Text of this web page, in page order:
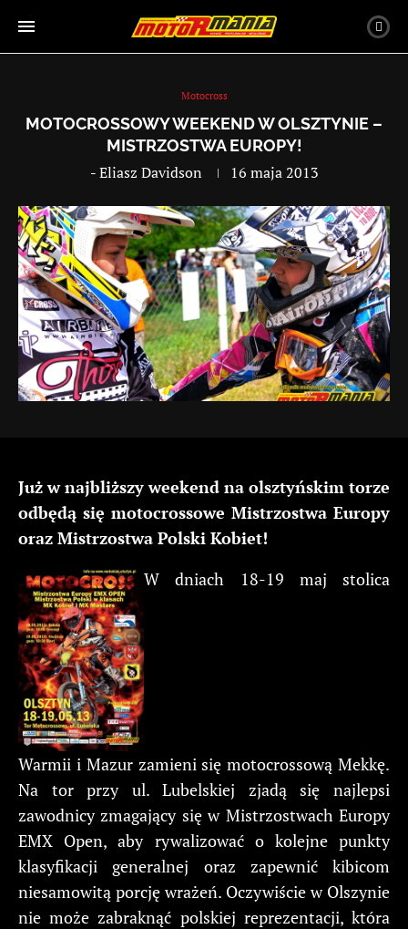
Motocross
MOTOCROSSOWY WEEKEND W OLSZTYNIE –
MISTRZOSTWA EUROPY!
-Eliasz Davidson 16 maja 2013
Już w najbliższy weekend na olsztyńskim torze
odbędą się motocrossowe Mistrzostwa Europy
oraz Mistrzostwa Polski Kobiet!
W dniach 18-19 maj stolica
Warmii i Mazur zamieni się motocrossową Mekkę.
Na tor przy ul. Lubelskiej zjadą się najlepsi
zawodnicy zmagający się w Mistrzostwach Europy
EMX Open, aby rywalizować o kolejne punkty
klasyfikacji generalnej oraz zapewnić kibicom
niesamowitą porcję wrażeń. Oczywiście w Olszynie
nie może zabraknąć polskiej reprezentacji, która